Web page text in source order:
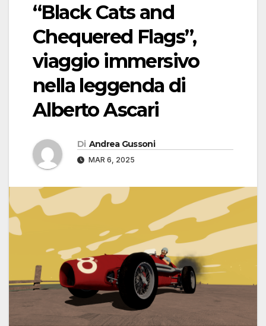
“Black Cats and
Chequered Flags”,
viaggio immersivo
nella leggenda di
Alberto Ascari
Di Andrea Gussoni
MAR 6, 2025